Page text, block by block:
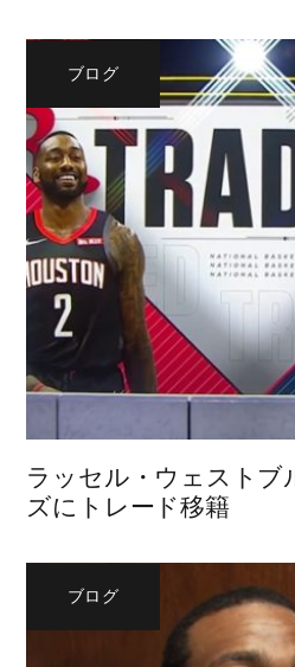
ブログ
ラッセル・ウェストブ
ズにトレード移籍
ブログ